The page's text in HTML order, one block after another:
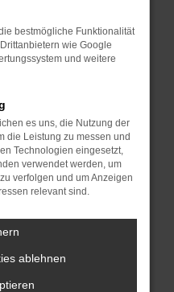
und deine
zum Beispiel deine
Werbeblocker,
Seiten
die Seite in einem
einem privaten
vorübergehende
Browser und dein
bestmögliche Funktionalität
wie Google
und weitere
es uns, die Nutzung der
die Leistung zu messen und
Technologien eingesetzt,
verwendet werden, um
verfolgen und um Anzeigen
relevant sind.
ablehnen